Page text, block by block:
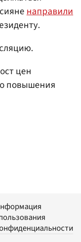
направили
цен
повышения